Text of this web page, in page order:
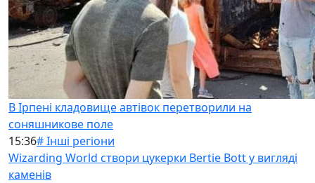
В Ірпені кладовище автівок перетворили на
соняшникове поле
15:36# Інші регіони
Wizarding World створи цукерки Bertie Bott у вигляді
каменів